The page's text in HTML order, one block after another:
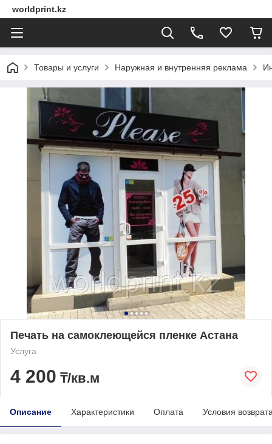
worldprint.kz
Товары и услуги Наружная и внутренняя реклама
Печать на самоклеющейся пленке Астана
Услуга
4 200 ₸/кв.м
Описание Характеристики Оплата Условия